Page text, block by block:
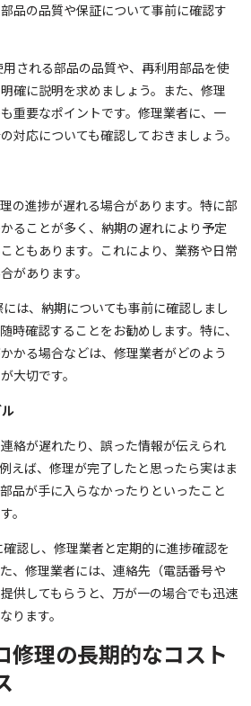
品の品質や保証について事前に確認す
される部品の品質や、再利用部品を使
確に説明を求めましょう。また、修理
重要なポイントです。修理業者に、一
対応についても確認しておきましょう。
の進捗が遅れる場合があります。特に部
ることが多く、納期の遅れにより予定
ともあります。これにより、業務や日常
があります。
は、納期についても事前に確認しまし
時確認することをお勧めします。特に、
かる場合などは、修理業者がどのよう
大切です。
絡が遅れたり、誤った情報が伝えられ
えば、修理が完了したと思ったら実はま
品が手に入らなかったりといったこと
。
認し、修理業者と定期的に進捗確認を
、修理業者には、連絡先（電話番号や
供してもらうと、万が一の場合でも迅速
ります。
修理の長期的なコスト